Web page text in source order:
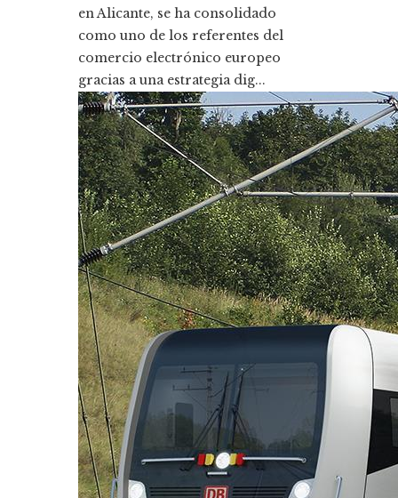
en Alicante, se ha consolidado
como uno de los referentes del
comercio electrónico europeo
gracias a una estrategia dig...